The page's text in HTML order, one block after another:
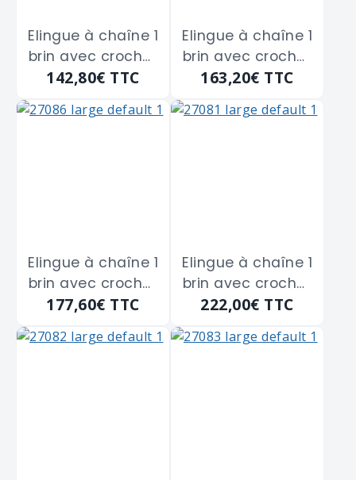
Elingue à chaîne 1
brin avec crochet
automatique
ml - 1120 Kg
142,80€ TTC
Elingue à chaîne 1
brin avec crochet
automatique
ml - 1500 Kg
163,20€ TTC
Elingue à chaîne 1
brin avec crochet
automatique
ml - 2000 Kg
177,60€ TTC
Elingue à chaîne 1
brin avec crochet
automatique
ml - 3150 Kg
222,00€ TTC